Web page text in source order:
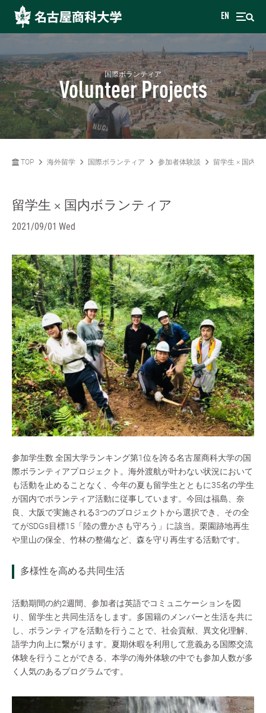
EN
国際ボランティア
Volunteer Projects
TOP 海外留学 国際ボランティア 参加者体験談 留学生 × 国内ボ
留学生 × 国内ボランティア
2021/09/01 Wed
参加学生数 全国大学ランキング第1位を誇る名古屋商科大学の国
際ボランティアプロジェクト。海外渡航が叶わない状況において
も活動を止めることなく、今年の夏も留学生とともに35名の学生
が国内でボランティア活動に従事しています。今回は福島、奈
良、大阪で実施される3つのプロジェクトから選択でき、その全
てがSDGs目標15「陸の豊かさも守ろう」に該当。栗園跡地再生
や里山の保全、竹林の整備など、森を守り再生する活動です。
多様性を高める共同生活
活動期間の約2週間、参加者は英語でコミュニケーションを図
り、留学生と共同生活をします。多国籍のメンバーと生活を共に
し、ボランティアを活動を行うことで、社会貢献、異文化理解、
語学力向上に繋がります。夏期休暇を利用して意義ある国際交流
体験を行うことができる、本学の海外体験の中でも参加人数が多
く人気のあるプログラムです。